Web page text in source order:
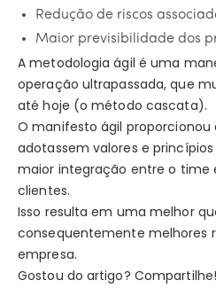
Redução de riscos
Maior previsibilidade dos
A metodologia ágil é uma
operação ultrapassada, que
até hoje (o método cascata).
O manifesto ágil proporcionou
adotassem valores e
maior integração entre o time
clientes.
Isso resulta em uma melhor
consequentemente melhores
empresa.
Gostou do artigo? Compartilhe!